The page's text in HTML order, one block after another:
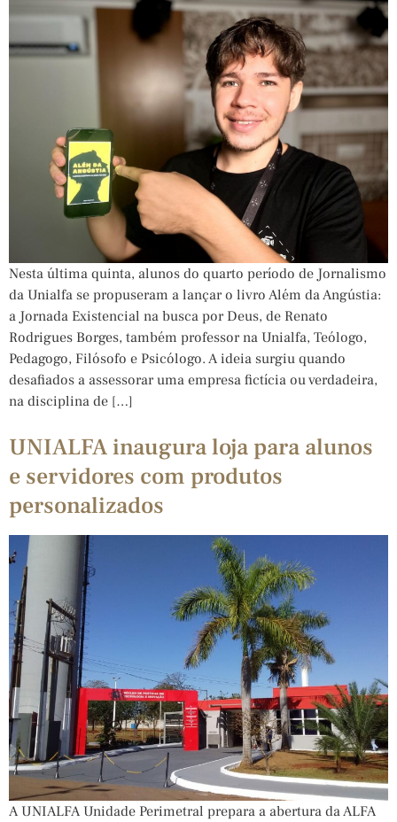
Nesta última quinta, alunos do quarto período de Jornalismo
da Unialfa se propuseram a lançar o livro Além da Angústia:
a Jornada Existencial na busca por Deus, de Renato
Rodrigues Borges, também professor na Unialfa, Teólogo,
Pedagogo, Filósofo e Psicólogo. A ideia surgiu quando
desafiados a assessorar uma empresa fictícia ou verdadeira,
na disciplina de […]
UNIALFA inaugura loja para alunos
e servidores com produtos
personalizados
A UNIALFA Unidade Perimetral prepara a abertura da ALFA